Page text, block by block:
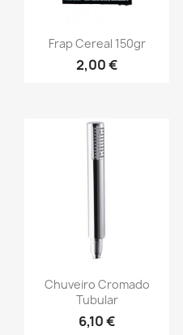
Frap Cereal 150gr
2,00 €
Chuveiro Cromado
Tubular
6,10 €